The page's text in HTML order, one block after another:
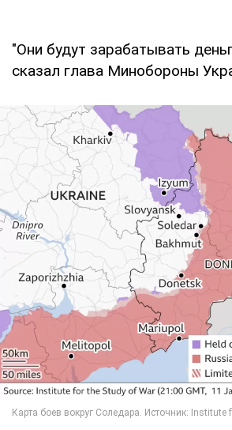
"Они будут зарабатывать
сказал глава Минобороны